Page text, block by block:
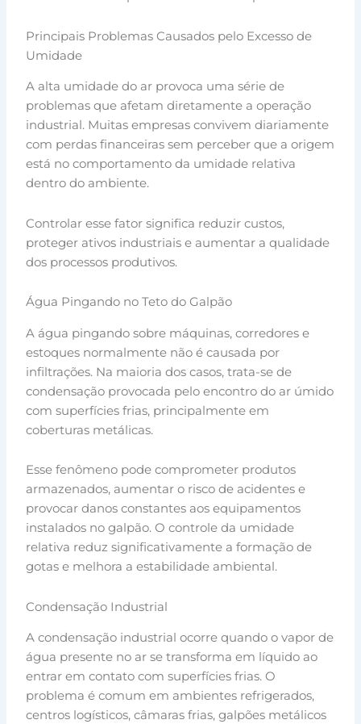
Principais Problemas Causados pelo Excesso de
Umidade
A alta umidade do ar provoca uma série de
problemas que afetam diretamente a operação
industrial. Muitas empresas convivem diariamente
com perdas financeiras sem perceber que a origem
está no comportamento da umidade relativa
dentro do ambiente.
Controlar esse fator significa reduzir custos,
proteger ativos industriais e aumentar a qualidade
dos processos produtivos.
Água Pingando no Teto do Galpão
A água pingando sobre máquinas, corredores e
estoques normalmente não é causada por
infiltrações. Na maioria dos casos, trata-se de
condensação provocada pelo encontro do ar úmido
com superfícies frias, principalmente em
coberturas metálicas.
Esse fenômeno pode comprometer produtos
armazenados, aumentar o risco de acidentes e
provocar danos constantes aos equipamentos
instalados no galpão. O controle da umidade
relativa reduz significativamente a formação de
gotas e melhora a estabilidade ambiental.
Condensação Industrial
A condensação industrial ocorre quando o vapor de
água presente no ar se transforma em líquido ao
entrar em contato com superfícies frias. O
problema é comum em ambientes refrigerados,
centros logísticos, câmaras frias, galpões metálicos